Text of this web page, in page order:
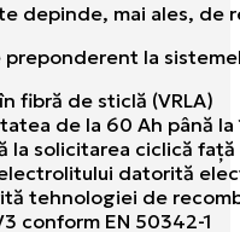
depinde, mai ales, de
preponderent la
fibră de sticlă (VRLA)
de la 60 Ah până la
la solicitarea ciclică
datorită
tehnologiei de
conform EN 50342-1